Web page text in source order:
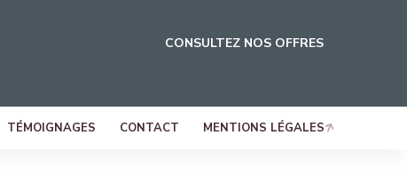
TÉMOIGNAGES CONTACT MENTIONS LÉGALES
CONSULTEZ NOS OFFRES